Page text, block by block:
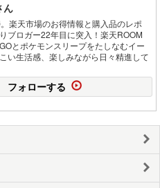
ん
楽天市場のお得情報と購入品のレポ
ブロガー22年目に突入！楽天ROOM
とポケモンスリープをたしなむイー
い生活感、楽しみながら日々精進して
フォローする